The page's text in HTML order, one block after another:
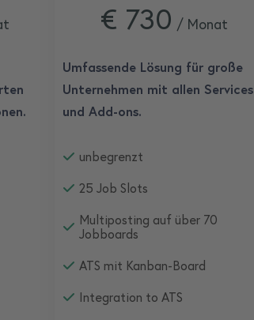
€ 730 / Monat
Umfassende Lösung für große
Unternehmen mit allen Services
und Add-ons.
unbegrenzt
25 Job Slots
Multiposting auf über 70
Jobboards
ATS mit Kanban-Board
Integration to ATS